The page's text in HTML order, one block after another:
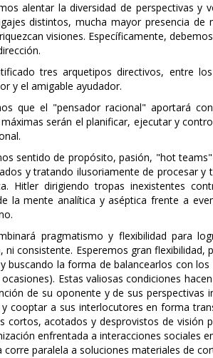
alentar la diversidad de perspectivas y
distintos, mucha mayor presencia
visiones. Específicamente,
tres arquetipos directivos, entre
y el amigable ayudador.
que el "pensador racional" aportará
serán el planificar, ejecutar y
sentido de propósito, pasión, "hot
y tratando ilusoriamente de procesar
Hitler dirigiendo tropas inexistentes
la mente analítica y aséptica frente a
pragmatismo y flexibilidad para
ni consistente. Esperemos gran
buscando la forma de balancearlos con
Estas valiosas condiciones
de su oponente y de sus perspectivas
cooptar a sus interlocutores en forma
acotados y desprovistos de visión
enfrentada a interacciones sociales
paralela a soluciones materiales de